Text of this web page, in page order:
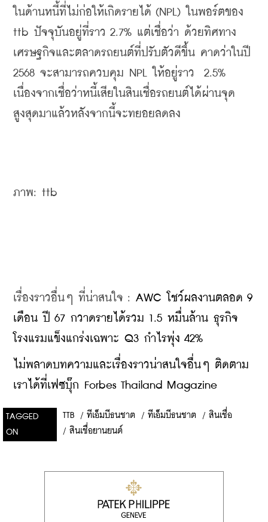
ในด้านหนี้ที่ไม่ก่อให้เกิดรายได้ (NPL) ในพอร์ตของ
ttb ปัจจุบันอยู่ที่ราว 2.7% แต่เชื่อว่า ด้วยทิศทาง
เศรษฐกิจและตลาดรถยนต์ที่ปรับตัวดีขึ้น คาดว่าในปี
2568 จะสามารถควบคุม NPL ให้อยู่ราว  2.5%
เนื่องจากเชื่อว่าหนี้เสียในสินเชื่อรถยนต์ได้ผ่านจุด
สูงสุดมาแล้วหลังจากนี้จะทยอยลดลง
ภาพ: ttb
เรื่องราวอื่นๆ ที่น่าสนใจ : AWC โชว์ผลงานตลอด 9
เดือน ปี 67 กวาดรายได้รวม 1.5 หมื่นล้าน ธุรกิจ
โรงแรมแข็งแกร่งเฉพาะ Q3 กำไรพุ่ง 42%
ไม่พลาดบทความและเรื่องราวน่าสนใจอื่นๆ ติดตาม
เราได้ที่เฟซบุ๊ก Forbes Thailand Magazine
TAGGED
ON
TTB / ทีเอ็มบีธนชาต / ทีเอ็มบีธนชาต / สินเชื่อ
/ สินเชื่อยานยนต์